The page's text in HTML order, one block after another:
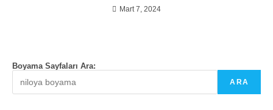
Mart 7, 2024
Boyama Sayfaları Ara:
ARA